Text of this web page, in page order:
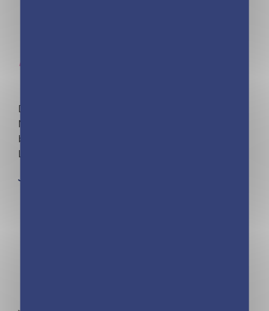
De Paris à Papeete en passant par Moscou, les
Minimiki nous font découvrir le monde, sa
beauté et la richesse des différentes cultures.
Laissez-vous surprendre par ces découvertes !
Je découvre la collection
Je joue et j’apprends ! Découvrez la marque